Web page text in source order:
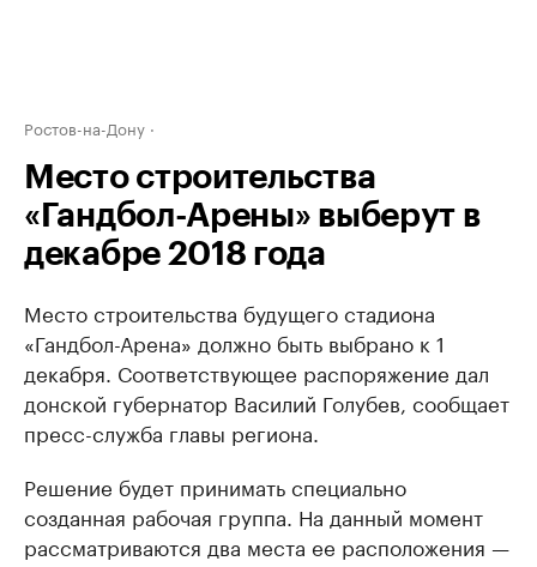
Ростов-на-Дону
Место строительства
«Гандбол-Арены» выберут в
декабре 2018 года
Место строительства будущего стадиона
«Гандбол-Арена» должно быть выбрано к 1
декабря. Соответствующее распоряжение дал
донской губернатор Василий Голубев, сообщает
пресс-служба главы региона.
Решение будет принимать специально
созданная рабочая группа. На данный момент
рассматриваются два места ее расположения —